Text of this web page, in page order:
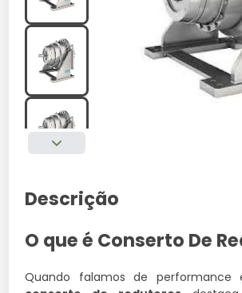
Descrição
O que é Conserto De
Quando falamos de performance